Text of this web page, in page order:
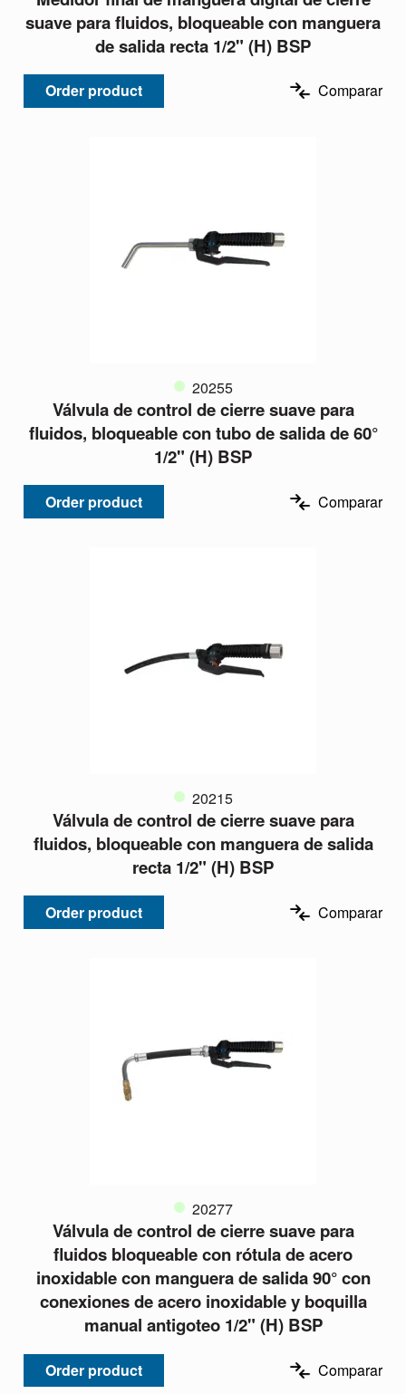
suave para fluidos, bloqueable con manguera
de salida recta 1/2" (H) BSP
Order product Comparar
20255
Válvula de control de cierre suave para
fluidos, bloqueable con tubo de salida de 60°
1/2" (H) BSP
Order product Comparar
20215
Válvula de control de cierre suave para
fluidos, bloqueable con manguera de salida
recta 1/2" (H) BSP
Order product Comparar
20277
Válvula de control de cierre suave para
fluidos bloqueable con rótula de acero
inoxidable con manguera de salida 90° con
conexiones de acero inoxidable y boquilla
manual antigoteo 1/2" (H) BSP
Order product Comparar